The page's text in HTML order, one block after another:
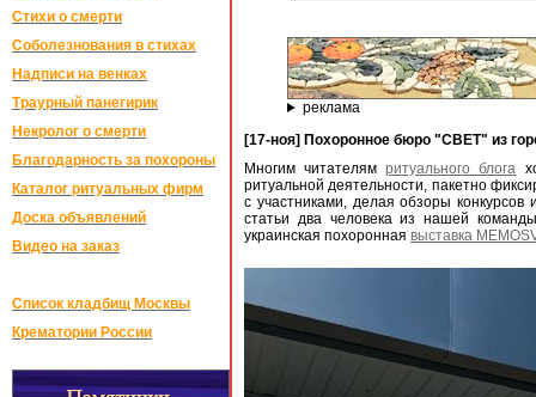
Стихи о смерти
Соболезнования в стихах
Надписи на венках
Траурный панегирик
Некролог о смерти
Благодарность за похороны
Каталог ритуальных фирм
Доска объявлений
Видео на заказ
Список кладбищ Москвы
Крематории России
реклама
[17-ноя] Похоронное бюро "СВЕТ" из
Многим читателямритуального блога
ритуальной деятельности, пакетно
с участниками, делая обзоры
статьи два человека из нашей
украинская похоронная выставка